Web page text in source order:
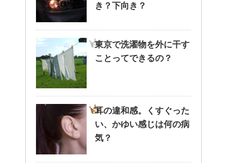
き？下向き？
東京で洗濯物を外に干す
ことってできるの？
耳の違和感。くすぐった
い、かゆい感じは何の病
気？